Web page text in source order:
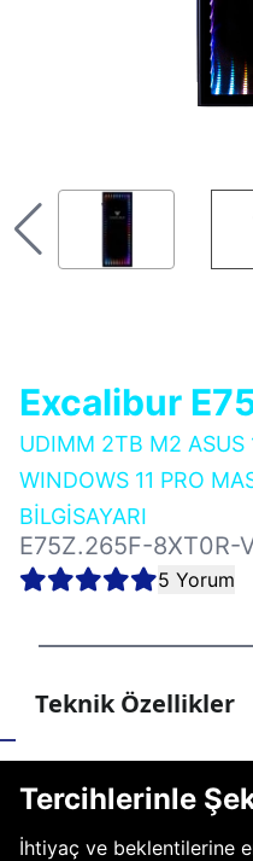
Excalibur
UDIMM 2TB M2 ASUS
WINDOWS 11 PRO
BİLGİSAYARI
E75Z.265F-8XT0R-
5 Yorum
Teknik Özellikler
Tercihlerinle
İhtiyaç ve beklentilerine